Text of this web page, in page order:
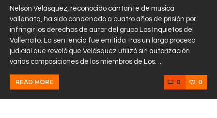
Nelson Velásquez, reconocido cantante de música
vallenata, ha sido condenado a cuatro años de prisión por
infringir los derechos de autor del grupo Los Inquietos del
Vallenato. La sentencia fue emitida tras un largo proceso
judicial que reveló que Velásquez utilizó sin autorización
varias composiciones de los miembros de Los…
READ MORE 0 0